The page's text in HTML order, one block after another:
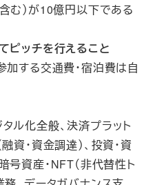
む）が10億円以下である
ピッチを行えること
加する交通費・宿泊費は自
ル化全般、決済プラット
資・資金調達）、投資・資
号資産・NFT（非代替性ト